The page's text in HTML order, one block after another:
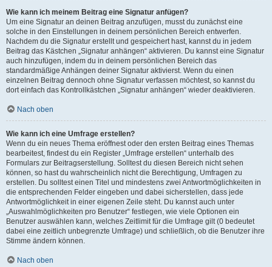
Wie kann ich meinem Beitrag eine Signatur anfügen?
Um eine Signatur an deinen Beitrag anzufügen, musst du zunächst eine
solche in den Einstellungen in deinem persönlichen Bereich entwerfen.
Nachdem du die Signatur erstellt und gespeichert hast, kannst du in jedem
Beitrag das Kästchen „Signatur anhängen“ aktivieren. Du kannst eine Signatur
auch hinzufügen, indem du in deinem persönlichen Bereich das
standardmäßige Anhängen deiner Signatur aktivierst. Wenn du einen
einzelnen Beitrag dennoch ohne Signatur verfassen möchtest, so kannst du
dort einfach das Kontrollkästchen „Signatur anhängen“ wieder deaktivieren.
Nach oben
Wie kann ich eine Umfrage erstellen?
Wenn du ein neues Thema eröffnest oder den ersten Beitrag eines Themas
bearbeitest, findest du ein Register „Umfrage erstellen“ unterhalb des
Formulars zur Beitragserstellung. Solltest du diesen Bereich nicht sehen
können, so hast du wahrscheinlich nicht die Berechtigung, Umfragen zu
erstellen. Du solltest einen Titel und mindestens zwei Antwortmöglichkeiten in
die entsprechenden Felder eingeben und dabei sicherstellen, dass jede
Antwortmöglichkeit in einer eigenen Zeile steht. Du kannst auch unter
„Auswahlmöglichkeiten pro Benutzer“ festlegen, wie viele Optionen ein
Benutzer auswählen kann, welches Zeitlimit für die Umfrage gilt (0 bedeutet
dabei eine zeitlich unbegrenzte Umfrage) und schließlich, ob die Benutzer ihre
Stimme ändern können.
Nach oben